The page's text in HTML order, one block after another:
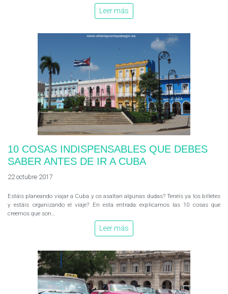
Leer más
10 COSAS INDISPENSABLES QUE DEBES
SABER ANTES DE IR A CUBA
22 octubre 2017
Estáis planeando viajar a Cuba y os asaltan algunas dudas? Tenéis ya los billetes
y estáis organizando el viaje? En esta entrada explicamos las 10 cosas que
creemos que son…
Leer más